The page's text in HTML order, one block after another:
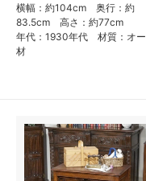
横幅：約104cm 奥行：約
83.5cm 高さ：約77cm
年代：1930年代 材質：オー
材